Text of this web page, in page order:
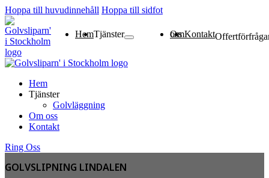
Hoppa till huvudinnehåll Hoppa till sidfot
HemTjänsterGolvläggning Om oss Kontakt
Hem
Tjänster
Golvläggning
Om oss
Kontakt
Ring Oss
GOLVSLIPNING LINDALEN